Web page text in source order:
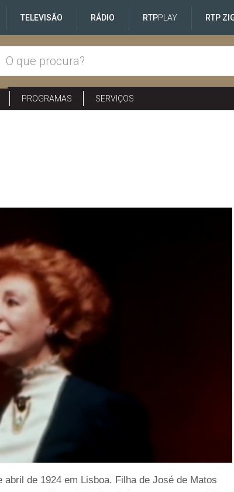
TELEVISÃO RÁDIO RTPPLAY RTP
PROGRAMAS SERVIÇOS
de 1924 em Lisboa. Filha de José de Matos